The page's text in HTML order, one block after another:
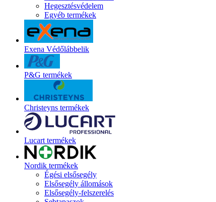
Hegesztésvédelem
Egyéb termékek
Exena Védőlábbelik
P&G termékek
Christeyns termékek
Lucart termékek
Nordik termékek
Égési elsősegély
Elsősegély állomások
Elsősegély-felszerelés